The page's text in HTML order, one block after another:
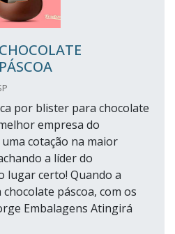
por blister para chocolate
empresa do
cotação na maior
a líder do
lugar certo! Quando a
páscoa, com os
Embalagens Atingirá